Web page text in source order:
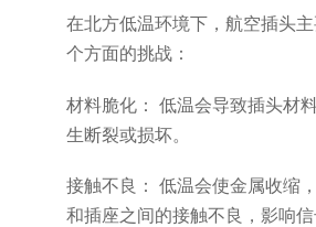
在北方低温环境下，航空插头
个方面的挑战：
材料脆化： 低温会导致插头材
生断裂或损坏。
接触不良： 低温会使金属收缩
和插座之间的接触不良，影响信